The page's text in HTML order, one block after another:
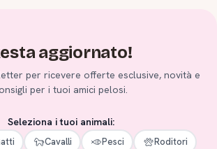
aggiornato!
per ricevere offerte esclusive, novità e
per i tuoi amici pelosi.
Seleziona i tuoi animali:
Cavalli Pesci Roditori